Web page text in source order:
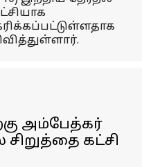
அம்பேத்கர்
சிறுத்தை கட்சி